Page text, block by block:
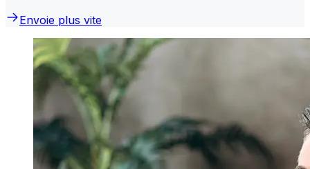
Envoie plus vite